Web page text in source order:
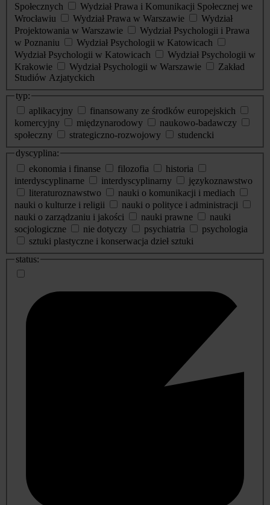
Społecznych
Wydział Prawa i Komunikacji Społecznej we
Wrocławiu
Wydział Prawa w Warszawie
Wydział
Projektowania w Warszawie
Wydział Psychologii i Prawa
w Poznaniu
Wydział Psychologii w Katowicach
Wydział Psychologii w Katowicach
Wydział Psychologii w
Krakowie
Wydział Psychologii w Warszawie
Zakład
Studiów Azjatyckich
typ:
aplikacyjny
finansowany ze środków europejskich
komercyjny
międzynarodowy
naukowo-badawczy
społeczny
strategiczno-rozwojowy
studencki
dyscyplina:
ekonomia i finanse
filozofia
historia
interdyscyplinarne
interdyscyplinarny
językoznawstwo
literaturoznawstwo
nauki o komunikacji i mediach
nauki o kulturze i religii
nauki o polityce i administracji
nauki o zarządzaniu i jakości
nauki prawne
nauki
socjologiczne
nie dotyczy psychiatria
psychologia
sztuki plastyczne i konserwacja dzieł sztuki
status: